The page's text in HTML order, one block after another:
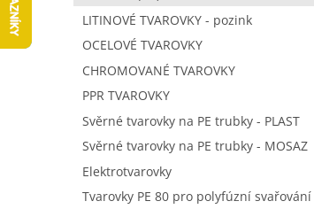
í LITINOVÉ TVAROVKY - pozink
OCELOVÉ TVAROVKY
CHROMOVANÉ TVAROVKY
PPR TVAROVKY
Svěrné tvarovky na PE trubky - PLAST
Svěrné tvarovky na PE trubky - MOSAZ
Elektrotvarovky
Tvarovky PE 80 pro polyfúzní svařování